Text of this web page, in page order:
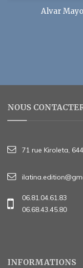
Alvar
NOUS
71 rue Kiroleta,
06.81.04.61.83
06.68.43.45.80
INFORMATIONS